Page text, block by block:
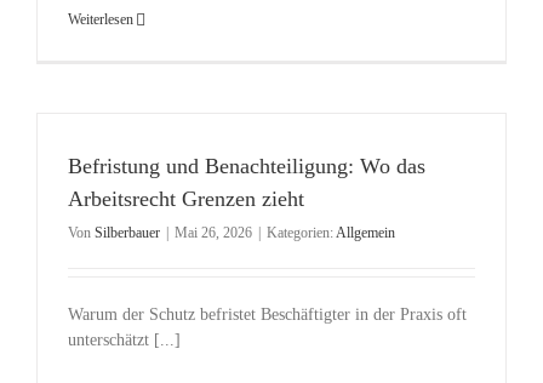
Weiterlesen
Befristung und Benachteiligung: Wo das
Arbeitsrecht Grenzen zieht
Von Silberbauer Mai 26, 2026 Kategorien:Allgemein
Warum der Schutz befristet Beschäftigter in der Praxis oft
unterschätzt [...]